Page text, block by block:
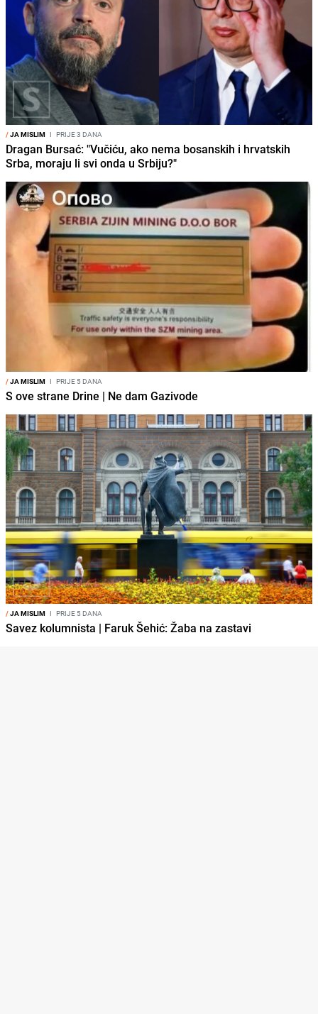
/JA MISLIM I PRIJE 3 DANA
Dragan Bursać: "Vučiću, ako nema bosanskih i hrvatskih
Srba, moraju li svi onda u Srbiju?"
/JA MISLIM I PRIJE 5 DANA
S ove strane Drine | Ne dam Gazivode
/JA MISLIM I PRIJE 5 DANA
Savez kolumnista | Faruk Šehić: Žaba na zastavi